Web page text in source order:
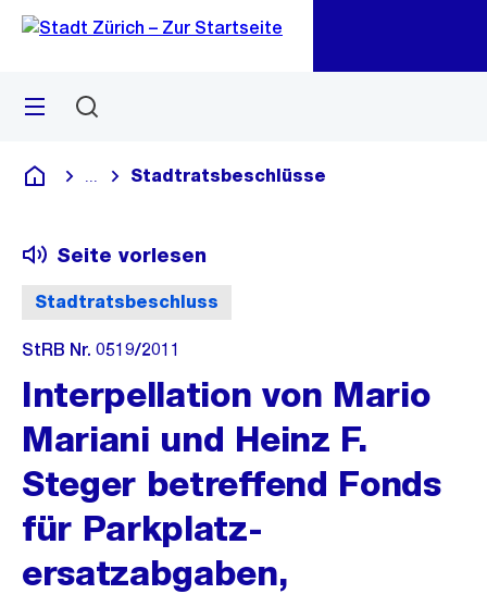
Navigation
Sprunglink
Menü
Deutsch
Blende alle Breadcrumbs ein
Stadtratsbeschlüsse
Stadtratsbeschluss
Seite vorlesen
StRB Nr. 0519/2011
Interpellation von Mario
Mariani und Heinz F.
Steger betreffend Fonds
für Parkplatz-
ersatzabgaben,